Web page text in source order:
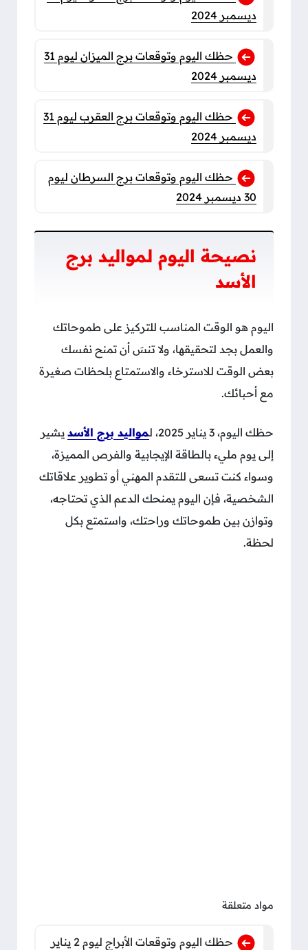
ديسمبر 2024
حظك اليوم وتوقعات برج الميزان ليوم 31
ديسمبر 2024
حظك اليوم وتوقعات برج العقرب ليوم 31
ديسمبر 2024
حظك اليوم وتوقعات برج السرطان ليوم
30 ديسمبر 2024
نصيحة اليوم لمواليد برج
الأسد
اليوم هو الوقت المناسب للتركيز على طموحاتك
والعمل بجد لتحقيقها، ولا تنسَ أن تمنح نفسك
بعض الوقت للاسترخاء والاستمتاع بلحظات صغيرة
مع أحبائك.
حظك اليوم، 3 يناير 2025، ل مواليد برج الأسد يشير
إلى يوم مليء بالطاقة الإيجابية والفرص المميزة،
وسواء كنت تسعى للتقدم المهني أو تطوير علاقاتك
الشخصية، فإن اليوم يمنحك الدعم الذي تحتاجه،
وتوازن بين طموحاتك وراحتك، واستمتع بكل
لحظة.
مواد متعلقة
حظك اليوم وتوقعات الأبراج ليوم 2 يناير